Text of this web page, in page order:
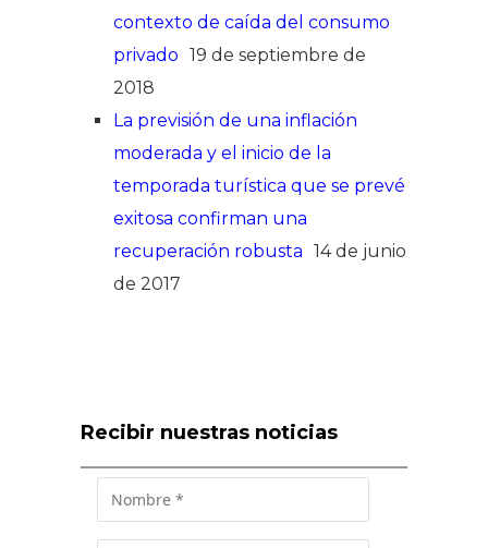
contexto de caída del consumo
privado 19 de septiembre de
2018
La previsión de una inflación
moderada y el inicio de la
temporada turística que se prevé
exitosa confirman una
recuperación robusta 14 de junio
de 2017
Recibir nuestras noticias